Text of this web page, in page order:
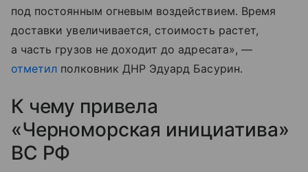
под постоянным огневым воздействием. Время
доставки увеличивается, стоимость растет,
а часть грузов не доходит до адресата», —
отметил полковник ДНР Эдуард Басурин.
К чему привела
«Черноморская инициатива»
ВС РФ